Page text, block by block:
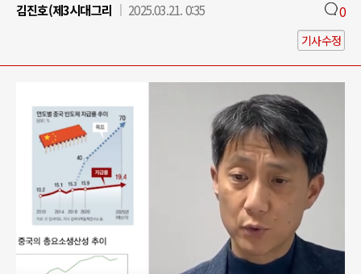
김진호(제3시대그리
2025.03.21. 0:35 0
기사수정